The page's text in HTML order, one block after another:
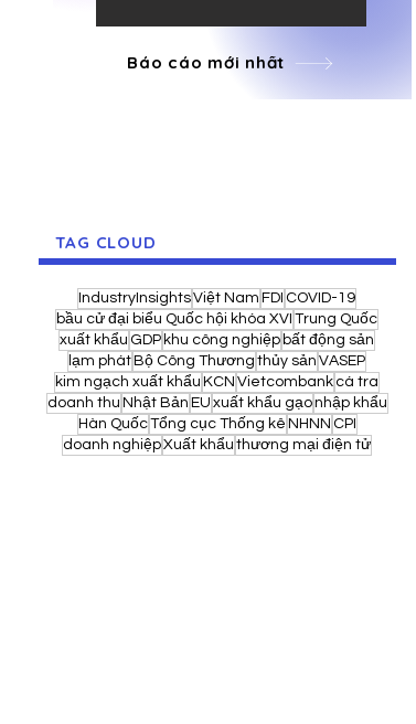
Báo cáo mới nhất
TAG CLOUD
IndustryInsightsViệt Nam FDI COVID-19
bầu cử đại biểu Quốc hội khóa XVI Trung Quốc
xuất khẩu GDP khu công nghiệp bất động sản
lạm phát Bộ Công Thương thủy sản VASEP
kim ngạch xuất khẩu KCN Vietcombank cá tra
doanh thu Nhật Bản EU xuất khẩu gạonhập khẩu
Hàn QuốcTổng cục Thống kê NHNN CPI
doanh nghiệpXuất khẩu thương mại điện tử